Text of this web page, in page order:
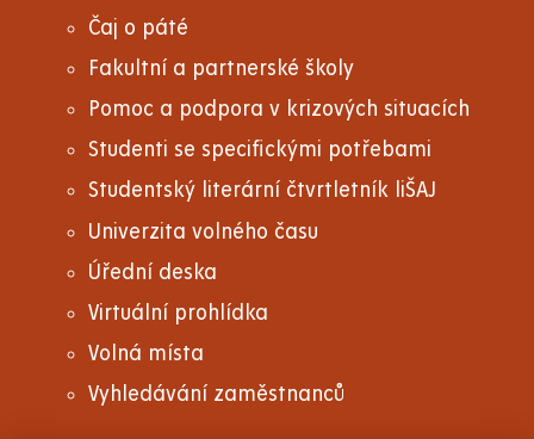
Čaj o páté
Fakultní a partnerské školy
Pomoc a podpora v krizových situacích
Studenti se specifickými potřebami
Studentský literární čtvrtletník liŠAJ
Univerzita volného času
Úřední deska
Virtuální prohlídka
Volná místa
Vyhledávání zaměstnanců